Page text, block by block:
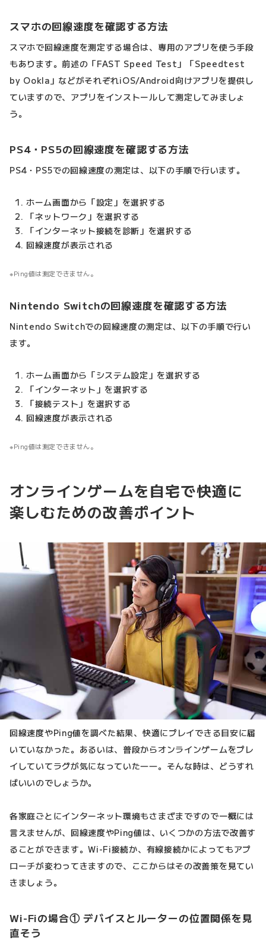
スマホの回線速度を確認する方法
スマホで回線速度を測定する場合は、専用のアプリを使う手段
もあります。前述の「FAST Speed Test」「Speedtest
by Ookla」などがそれぞれiOS/Android向けアプリを提供し
ていますので、アプリをインストールして測定してみましょ
う。
PS4・PS5の回線速度を確認する方法
PS4・PS5での回線速度の測定は、以下の手順で行います。
ホーム画面から「設定」を選択する
「ネットワーク」を選択する
「インターネット接続を診断」を選択する
回線速度が表示される
Ping値は測定できません。
Nintendo Switchの回線速度を確認する方法
Nintendo Switchでの回線速度の測定は、以下の手順で行い
ます。
ホーム画面から「システム設定」を選択する
「インターネット」を選択する
「接続テスト」を選択する
回線速度が表示される
Ping値は測定できません。
オンラインゲームを自宅で快適に
楽しむための改善ポイント
回線速度やPing値を調べた結果、快適にプレイできる目安に届
いていなかった。あるいは、普段からオンラインゲームをプレ
イしていてラグが気になっていた――。そんな時は、どうすれ
ばいいのでしょうか。
各家庭ごとにインターネット環境もさまざまですので一概には
言えませんが、回線速度やPing値は、いくつかの方法で改善す
ることができます。Wi-Fi接続か、有線接続かによってもアプ
ローチが変わってきますので、ここからはその改善策を見てい
きましょう。
Wi-Fiの場合① デバイスとルーターの位置関係を見
直そう